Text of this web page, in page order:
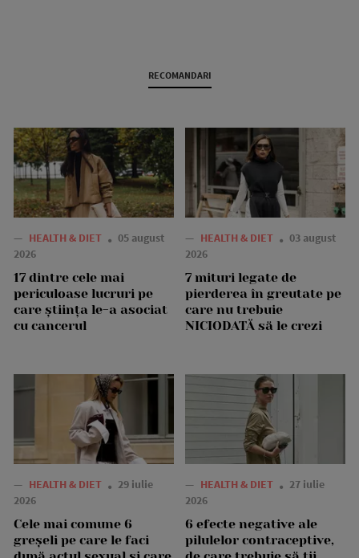
RECOMANDARI
— HEALTH & DIET
05 august
2026
17 dintre cele mai
periculoase lucruri pe
care știința le-a asociat
cu cancerul
— HEALTH & DIET
03 august
2026
7 mituri legate de
pierderea în greutate pe
care nu trebuie
NICIODATĂ să le crezi
— HEALTH & DIET
29 iulie
2026
Cele mai comune 6
greșeli pe care le faci
— HEALTH & DIET
27 iulie
2026
6 efecte negative ale
pilulelor contraceptive,